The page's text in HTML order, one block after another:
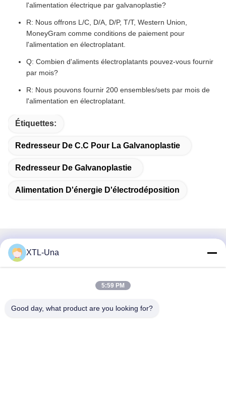
l'alimentation électrique par galvanoplastie?
R: Nous offrons L/C, D/A, D/P, T/T, Western Union,
MoneyGram comme conditions de paiement pour
l'alimentation en électroplatant.
Q: Combien d'aliments électroplatants pouvez-vous fournir
par mois?
R: Nous pouvons fournir 200 ensembles/sets par mois de
l'alimentation en électroplatant.
Étiquettes:
Redresseur De C.C Pour La Galvanoplastie
Redresseur De Galvanoplastie
Alimentation D'énergie D'électrodéposition
Contactez rapidement
No. 327, route de Xingye, région est d'industrie, Xindu, ville
XTL-Una
5:59 PM
Good day, what product are you looking for?